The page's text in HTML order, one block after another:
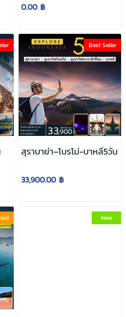
0.00 ฿
Best Seller
สุราบาย่า–โบรโม่-บาหลี5วัน
33,900.00 ฿
New